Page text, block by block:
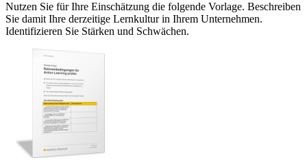
Nutzen Sie für Ihre Einschätzung die folgende Vorlage. Beschreiben
Sie damit Ihre derzeitige Lernkultur in Ihrem Unternehmen.
Identifizieren Sie Stärken und Schwächen.